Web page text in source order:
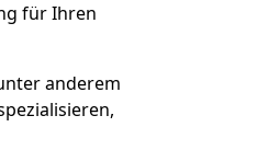
für Ihren
anderem